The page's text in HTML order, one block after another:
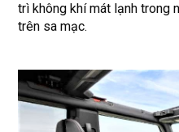
trì không khí mát lạnh trong
trên sa mạc.